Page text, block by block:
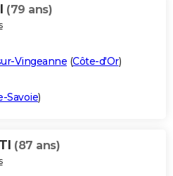
(79 ans)
Vingeanne (Côte-d'Or)
Savoie)
(87 ans)